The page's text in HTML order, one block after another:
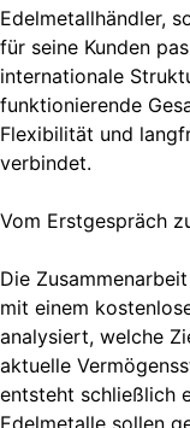
Edelmetallhändler,
für seine Kunden
internationale
funktionierende
Flexibilität und
verbindet.
Vom Erstgespräch
Die
mit einem
analysiert, welche
aktuelle
entsteht schließlich